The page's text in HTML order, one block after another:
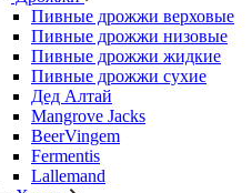
Пивные дрожжи верховые
Пивные дрожжи низовые
Пивные дрожжи жидкие
Пивные дрожжи сухие
Дед Алтай
Mangrove Jacks
BeerVingem
Fermentis
Lallemand